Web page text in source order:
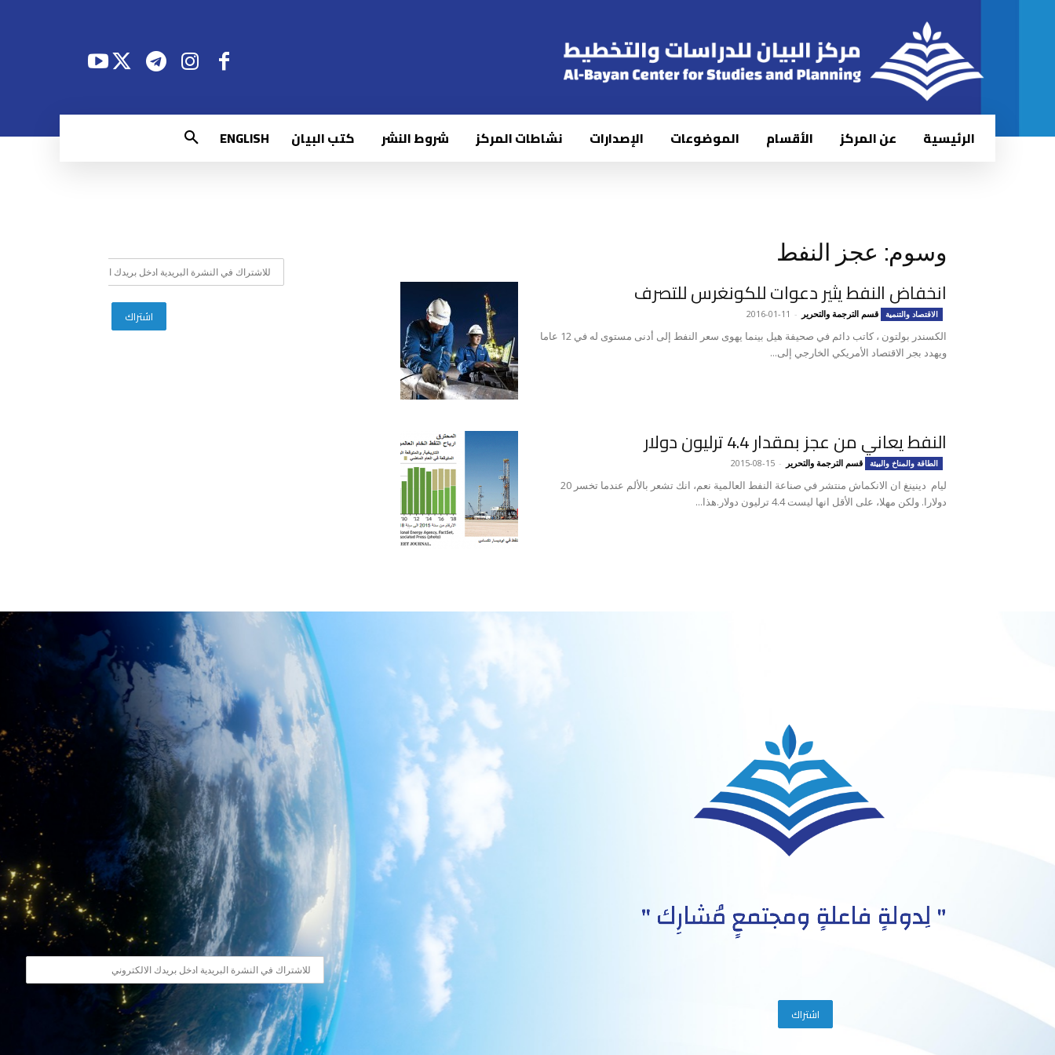
الرئيسية عن المركز الأقسام الموضوعات الإصدارات نشاطات المركز شروط النشر كتب البيان ENGLISH
وسوم: عجز النفط
انخفاض النفط يثير دعوات للكونغرس للتصرف
الاقتصاد والتنمية قسم الترجمة والتحرير -
2016-01-11
الكسندر بولتون ، كاتب دائم في صحيفة هيل بينما يهوى سعر النفط إلى أدنى مستوى له في 12 عاما
ويهدد بجر الاقتصاد الأمريكي الخارجي إلى...
النفط يعاني من عجز بمقدار 4.4 ترليون دولار
الطاقة والمناخ والبيئة قسم الترجمة والتحرير -
2015-08-15
ليام دينينغ ان الانكماش منتشر في صناعة النفط العالمية نعم، انك تشعر بالألم عندما تخسر 20
دولارا. ولكن مهلا، على الأقل انها ليست 4.4 ترليون دولار.هذا...